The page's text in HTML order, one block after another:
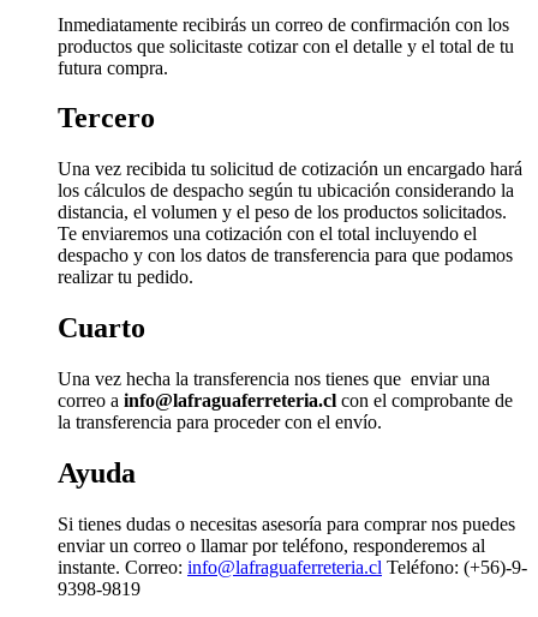
Inmediatamente recibirás un correo de confirmación con los
productos que solicitaste cotizar con el detalle y el total de tu
futura compra.
Tercero
Una vez recibida tu solicitud de cotización un encargado hará
los cálculos de despacho según tu ubicación considerando la
distancia, el volumen y el peso de los productos solicitados.
Te enviaremos una cotización con el total incluyendo el
despacho y con los datos de transferencia para que podamos
realizar tu pedido.
Cuarto
Una vez hecha la transferencia nos tienes que enviar una
correo a info@lafraguaferreteria.cl con el comprobante de
la transferencia para proceder con el envío.
Ayuda
Si tienes dudas o necesitas asesoría para comprar nos puedes
enviar un correo o llamar por teléfono, responderemos al
instante. Correo: info@lafraguaferreteria.cl Teléfono: (+56)-9-
9398-9819